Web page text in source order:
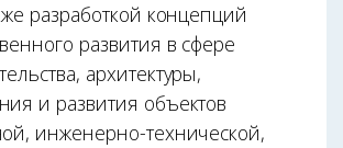
разработкой концепций
развития в сфере
архитектуры,
и развития объектов
инженерно-технической,